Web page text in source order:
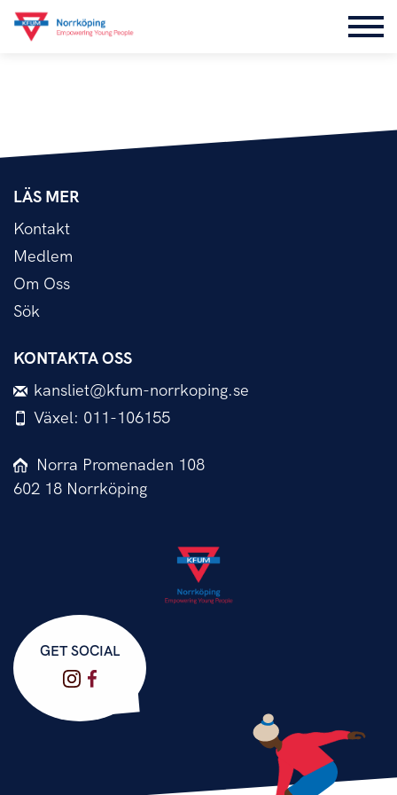
LÄS MER
Kontakt
Medlem
Om Oss
Sök
KONTAKTA OSS
kansliet@kfum-norrkoping.se
Växel: 011-106155
Norra Promenaden 108
602 18 Norrköping
GET SOCIAL